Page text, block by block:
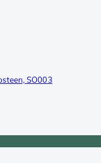
SO003